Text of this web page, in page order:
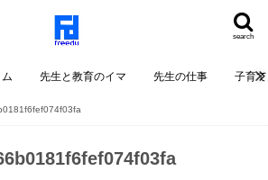
search
ム 先生と教育のイマ 先生の仕事 子育て